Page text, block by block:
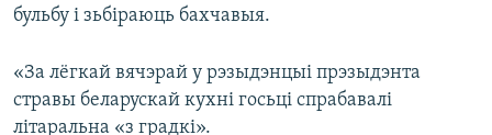
бульбу і зьбіраюць бахчавыя.
«За лёгкай вячэрай у рэзыдэнцыі прэзыдэнта
стравы беларускай кухні госьці спрабавалі
літаральна «з градкі».